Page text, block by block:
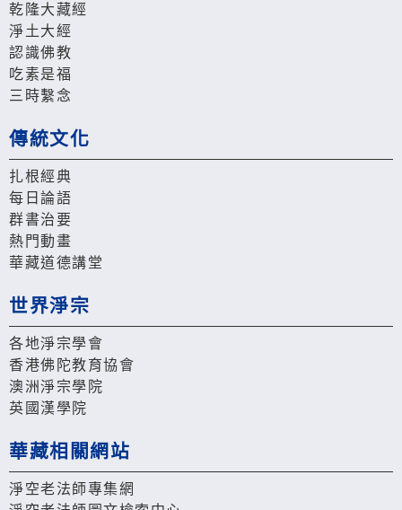
乾隆大藏經
淨土大經
認識佛教
吃素是福
三時繫念
傳統文化
扎根經典
每日論語
群書治要
熱門動畫
華藏道德講堂
世界淨宗
各地淨宗學會
香港佛陀教育協會
澳洲淨宗學院
英國漢學院
華藏相關網站
淨空老法師專集網